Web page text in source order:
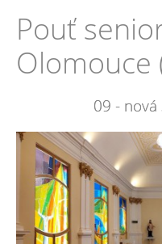
Pouť
Olomouce
09 -